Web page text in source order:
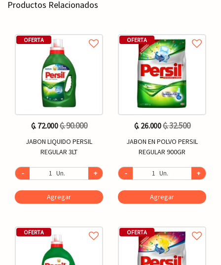
Productos Relacionados
OFERTA
₲. 72.000₲. 90.000
JABON LIQUIDO PERSIL
REGULAR 3LT
- Un. +
Agregar
OFERTA
OFERTA
₲. 26.000₲. 32.500
JABON EN POLVO PERSIL
REGULAR 900GR
- Un. +
Agregar
OFERTA